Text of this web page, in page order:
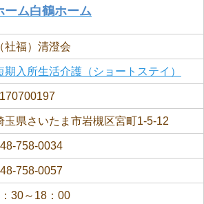
ーム白鶴ホーム
（社福）清澄会
期入所生活介護（ショートステイ）
玉県さいたま市岩槻区宮町1-5-12
758-0034
758-0057
30～18：00